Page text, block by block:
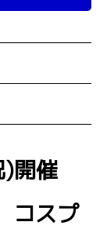
)開催
スプ